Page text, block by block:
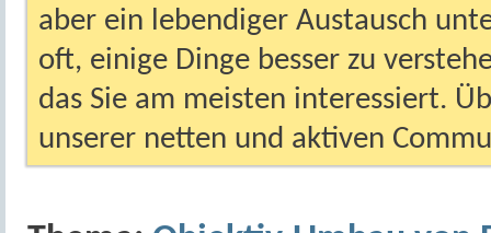
aber ein lebendiger Austausch
oft, einige Dinge besser zu
das Sie am meisten interessiert.
unserer netten und aktiven